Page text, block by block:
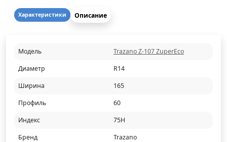
Характеристики Описание
Модель
Trazano Z-107 ZuperEco
Диаметр
R14
Ширина
165
Профиль
60
Индекс
75H
Бренд
Trazano